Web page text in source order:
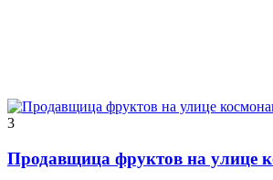
3
Продавщица фруктов на улице